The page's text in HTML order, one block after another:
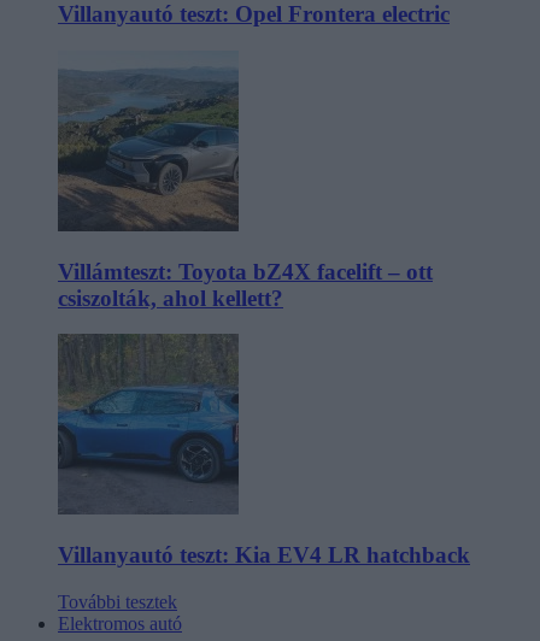
Villanyautó teszt: Opel Frontera electric
Villámteszt: Toyota bZ4X facelift – ott
csiszolták, ahol kellett?
Villanyautó teszt: Kia EV4 LR hatchback
További tesztek
Elektromos autó